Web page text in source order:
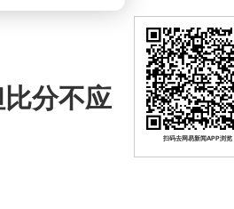
分不应
扫码去网易新闻APP浏览